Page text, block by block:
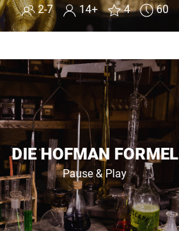
2-7 14+ 4 60
DIE HOFMAN FORMEL
Pause & Play